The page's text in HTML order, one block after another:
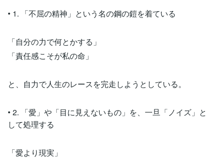
• 1. 「不屈の精神」という名の鋼の鎧を着ている
「自分の力で何とかする」
「責任感こそが私の命」
と、自力で人生のレースを完走しようとしている。
• 2. 「愛」や「目に見えないもの」を、一旦「ノイズ」と
して処理する
「愛より現実」